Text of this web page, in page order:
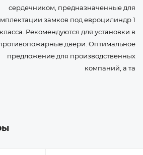
сердечником, предназначенные для
замков под евроцилиндр 1
класса. Рекомендуются для установки в
двери. Оптимальное
предложение для производственных
компаний, а та